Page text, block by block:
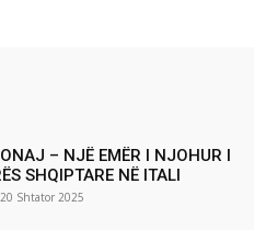
– NJË EMËR I NJOHUR I
SHQIPTARE NË ITALI
20 Shtator 2025